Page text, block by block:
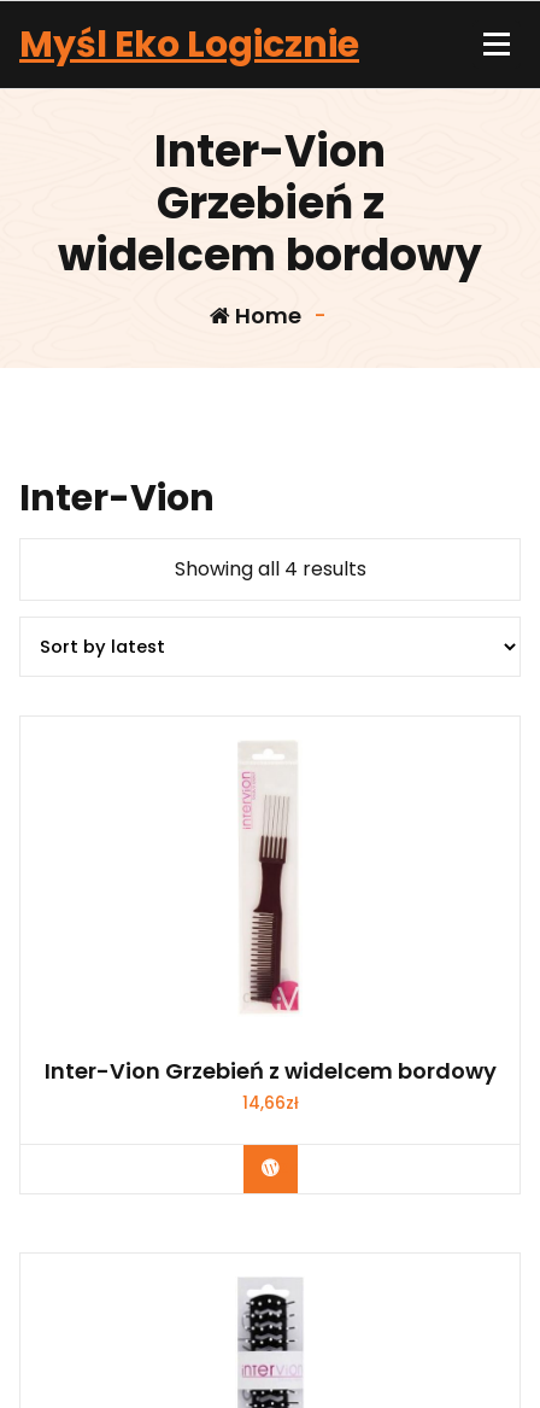
content
Myśl Eko Logicznie
Inter-Vion
Grzebień z
widelcem bordowy
Home -
Inter-Vion
Showing all 4 results
Inter-Vion Grzebień z widelcem bordowy
14,66zł
Zobacz